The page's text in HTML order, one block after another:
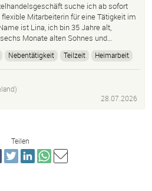
suche ich ab sofort
Mitarbeiterin für eine Tätigkeit im
ist Lina, ich bin 35 Jahre alt,
Monate alten Sohnes und…
Nebentätigkeit Teilzeit
Heimarbeit
28.07.2026
Teilen